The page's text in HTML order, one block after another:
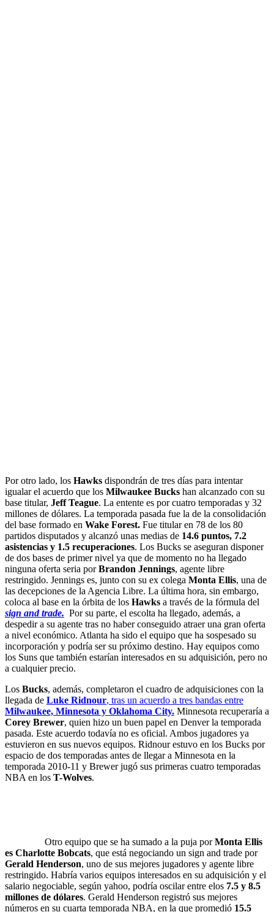
Por otro lado, los Hawks dispondrán de tres días para intentar
igualar el acuerdo que los Milwaukee Bucks han alcanzado con su
base titular, Jeff Teague. La entente es por cuatro temporadas y 32
millones de dólares. La temporada pasada fue la de la consolidación
del base formado en Wake Forest. Fue titular en 78 de los 80
partidos disputados y alcanzó unas medias de 14.6 puntos, 7.2
asistencias y 1.5 recuperaciones. Los Bucks se aseguran disponer
de dos bases de primer nivel ya que de momento no ha llegado
ninguna oferta seria porBrandon Jennings, agente libre
restringido. Jennings es, junto con su ex colega Monta Ellis, una de
las decepciones de la Agencia Libre. La última hora, sin embargo,
coloca al base en la órbita de los Hawks a través de la fórmula del
sign and trade. Por su parte, el escolta ha llegado, además, a
despedir a su agente tras no haber conseguido atraer una gran oferta
a nivel económico. Atlanta ha sido el equipo que ha sospesado su
incorporación y podría ser su próximo destino. Hay equipos como
los Suns que también estarían interesados en su adquisición, pero no
a cualquier precio.
Los Bucks, además, completaron el cuadro de adquisiciones con la
llegada de Luke Ridnour, tras un acuerdo a tres bandas entre
Milwaukee, Minnesota y Oklahoma City. Minnesota recuperaría a
Corey Brewer, quien hizo un buen papel en Denver la temporada
pasada. Este acuerdo todavía no es oficial. Ambos jugadores ya
estuvieron en sus nuevos equipos. Ridnour estuvo en los Bucks por
espacio de dos temporadas antes de llegar a Minnesota en la
temporada 2010-11 y Brewer jugó sus primeras cuatro temporadas
NBA en los T-Wolves.
Otro equipo que se ha sumado a la puja porMonta Ellis
es Charlotte Bobcats, que está negociando un sign and trade por
Gerald Henderson, uno de sus mejores jugadores y agente libre
restringido. Habría varios equipos interesados en su adquisición y el
salario negociable, según yahoo, podría oscilar entre elos 7.5 y 8.5
millones de dólares. Gerald Henderson registró sus mejores
números en su cuarta temporada NBA, en la que promedió 15.5